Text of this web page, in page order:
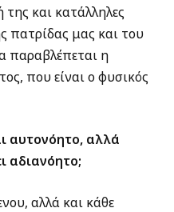
και κατάλληλες
πατρίδας μας και του
παραβλέπεται η
που είναι ο φυσικός
αυτονόητο, αλλά
αδιανόητο;
αλλά και κάθε